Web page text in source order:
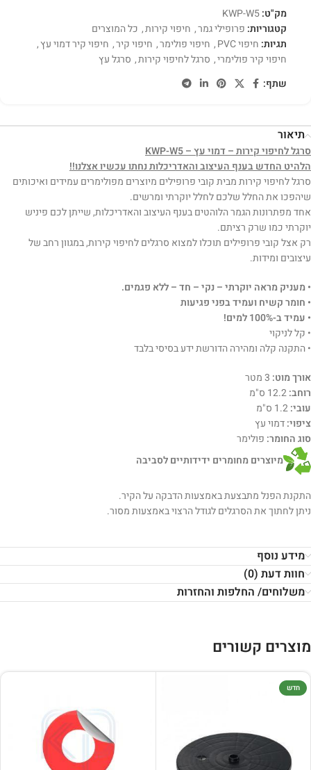
מק"ט:KWP-W5
קטגוריות: פרופילי גמר, חיפוי קירות, כל המוצרים
תגיות: חיפוי PVC , חיפוי פולימר, חיפוי קיר, חיפוי קיר דמוי עץ,
חיפוי קיר פולימרי, סרגל לחיפוי קירות, סרגל עץ
שתף:
תיאור
סרגל לחיפוי קירות – דמוי עץ – KWP-W5
הלהיט החדש בענף העיצוב והאדריכלות נחתו עכשיו אצלנו!!
סרגל לחיפוי קירות מבית קובי פרופילים מיוצרים מפולימרים עמידים ואיכותים
שיהפכו את החלל שלכם לחלל יוקרתי ומרשים.
אחד מפתרונות הגמר הלוהטים בענף העיצוב והאדריכלות, שייתן לכם פיניש
יוקרתי כמו שרק רציתם.
רק אצל קובי פרופילים תוכלו למצוא סרגלים לחיפוי קירות, במגוון רחב של
עיצובים ומידות.
• מעניק מראה יוקרתי – נקי – חד – ללא פגמים.
• חומר קשיח ועמיד בפני פגיעות
• עמיד ב-100% למים!
• קל לניקוי
• התקנה קלה ומהירה הדורשת ידע בסיסי בלבד
אורך מוט:
רוחב:
עובי:
ציפוי:דמוי עץ
סוג החומר: פולימר
מיוצרים מחומרים ידידותיים לסביבה
התקנת הפנל מתבצעת באמצעות הדבקה על הקיר.
ניתן לחתוך את הסרגלים לגודל הרצוי באמצעות מסור.
מידע נוסף
חוות דעת (0)
משלוחים/ החלפות והחזרות
מוצרים קשורים
חדש